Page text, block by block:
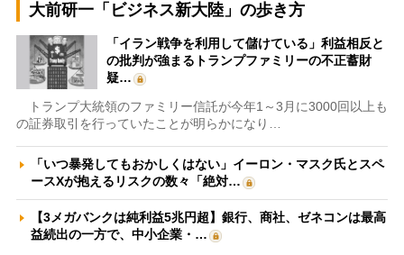
大前研一「ビジネス新大陸」の歩き方
「イラン戦争を利用して儲けている」利益相反と
の批判が強まるトランプファミリーの不正蓄財
疑…
トランプ大統領のファミリー信託が今年1～3月に3000回以上も
の証券取引を行っていたことが明らかになり…
「いつ暴発してもおかしくはない」イーロン・マスク氏とスペ
ースXが抱えるリスクの数々「絶対…
【3メガバンクは純利益5兆円超】銀行、商社、ゼネコンは最高
益続出の一方で、中小企業・…